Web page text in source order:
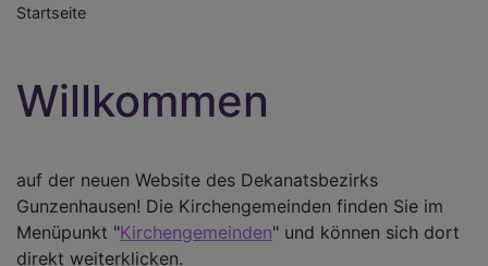
Startseite
Willkommen
auf der neuen Website des Dekanatsbezirks
Gunzenhausen! Die Kirchengemeinden finden Sie im
Menüpunkt "Kirchengemeinden" und können sich dort
direkt weiterklicken.